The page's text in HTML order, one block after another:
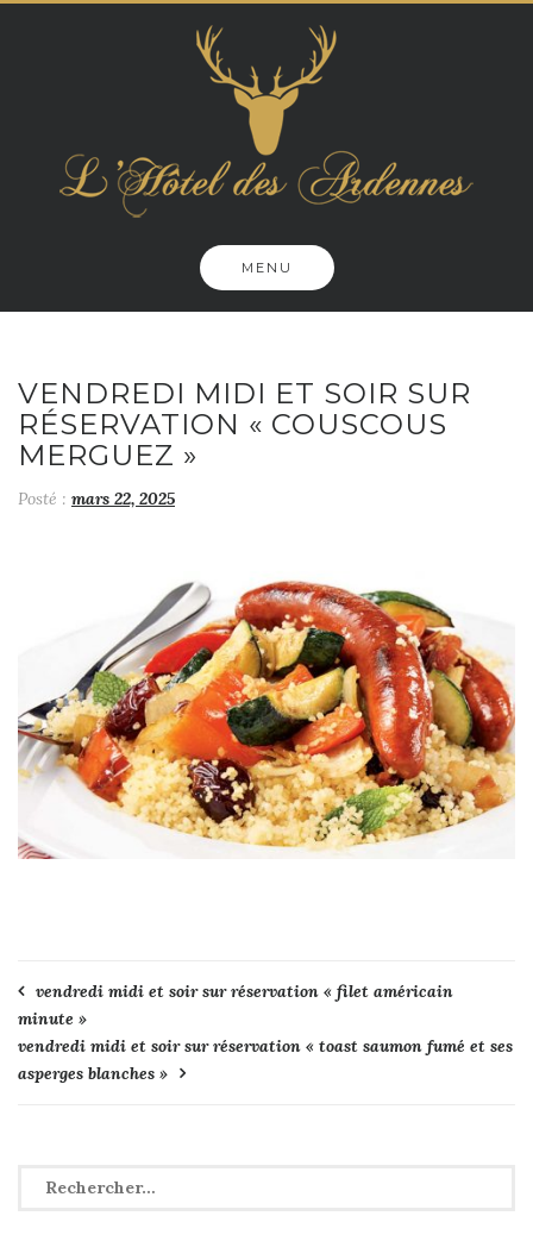
MENU
VENDREDI MIDI ET SOIR SUR
RÉSERVATION « COUSCOUS
MERGUEZ »
Posté : mars 22, 2025
Navigation
de
l’article
vendredi midi et soir sur réservation « filet américain
minute »
vendredi midi et soir sur réservation « toast saumon fumé et ses
asperges blanches »
Rechercher :